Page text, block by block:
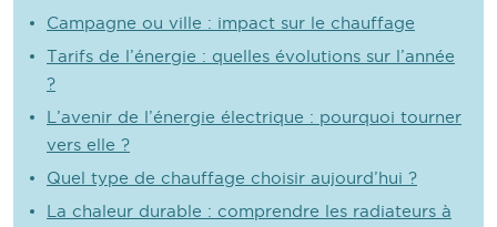
Campagne ou ville : impact sur le chauffage
Tarifs de l’énergie : quelles évolutions sur l’année
?
L’avenir de l’énergie électrique : pourquoi tourner
vers elle ?
Quel type de chauffage choisir aujourd’hui ?
La chaleur durable : comprendre les radiateurs à